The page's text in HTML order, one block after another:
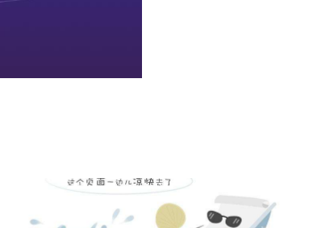
度和极化等，意味着仿真需要面对复杂的结构和材
方程求解器（i）和时域求解器（t）来应对不同 rcs 仿
点、rcs map、距离像等结果。